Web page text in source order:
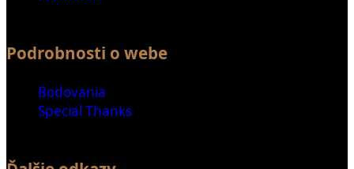
Podrobnosti o webe
Bodovania
Special Thanks